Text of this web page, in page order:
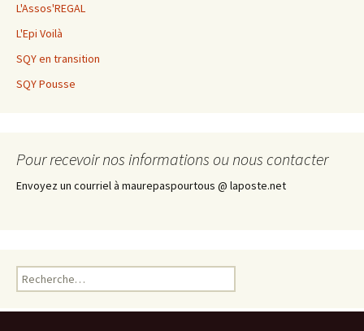
L'Assos'REGAL
L'Epi Voilà
SQY en transition
SQY Pousse
Pour recevoir nos informations ou nous contacter
Envoyez un courriel à maurepaspourtous @ laposte.net
R
e
c